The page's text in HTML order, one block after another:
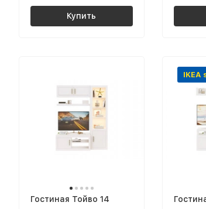
Купить
Гостиная Тойво 14
IKEA